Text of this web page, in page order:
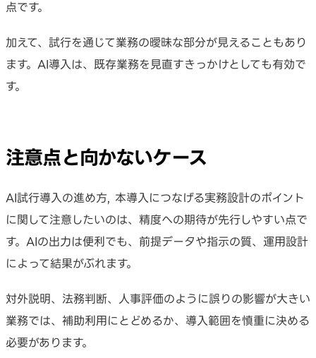
点です。
加えて、試行を通じて業務の曖昧な部分が見えることもあり
ます。AI導入は、既存業務を見直すきっかけとしても有効で
す。
注意点と向かないケース
AI試行導入の進め方, 本導入につなげる実務設計のポイント
に関して注意したいのは、精度への期待が先行しやすい点で
す。AIの出力は便利でも、前提データや指示の質、運用設計
によって結果がぶれます。
対外説明、法務判断、人事評価のように誤りの影響が大きい
業務では、補助利用にとどめるか、導入範囲を慎重に決める
必要があります。